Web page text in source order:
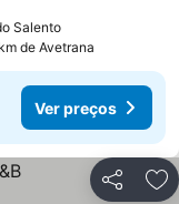
SalentoVer preços
de Avetrana
Ver preços
Partilhar